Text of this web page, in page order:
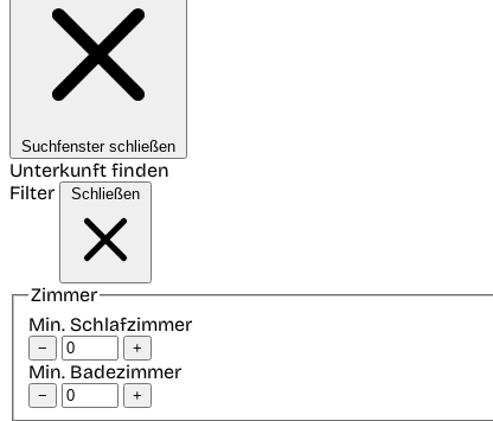
Suchfenster schließen
Unterkunft finden
Filter
Schließen
Zimmer
Min. Schlafzimmer
− +
Min. Badezimmer
− +